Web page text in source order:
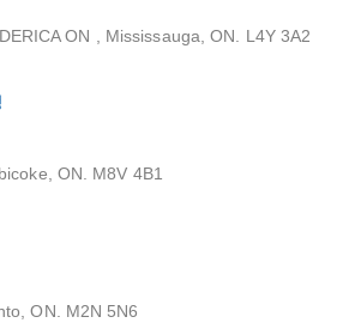
ON , Mississauga, ON. L4Y 3A2
ON. M8V 4B1
ON. M2N 5N6